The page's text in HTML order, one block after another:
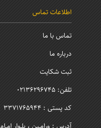
اطلاعات تماس
تماس با ما
درباره ما
ثبت شکایت
تلفن: 02136296745
کد پستی : 3371765944